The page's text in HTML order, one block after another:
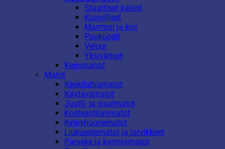
Staattiset kalvot
Kuviolliset
Marmori ja kivi
Puukuosit
Velour
Yksiväriset
Keinonahat
Matot
Keskilattiamatot
Käytävämatot
Juutti- ja sisalmatot
Kosteantilanmatot
Kylpyhuonematot
Liukuestematot ja tarvikkeet
Parveke ja kynnysmatot